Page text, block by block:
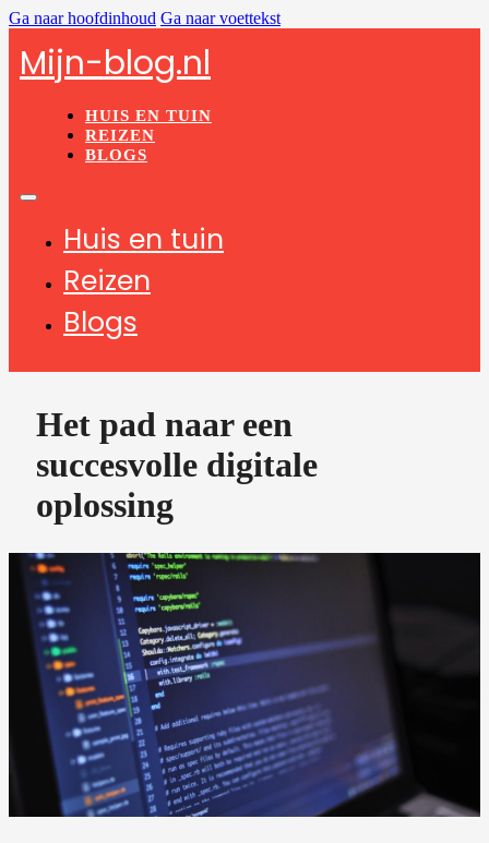
Ga naar hoofdinhoud Ga naar voettekst
Mijn-blog.nl
HUIS EN TUIN
REIZEN
BLOGS
Huis en tuin
Reizen
Blogs
Het pad naar een
succesvolle digitale
oplossing